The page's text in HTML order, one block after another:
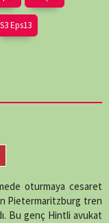
S3 Eps13
wp-
oturmaya cesaret
Pietermaritzburg tren
Bu genç Hintli avukat